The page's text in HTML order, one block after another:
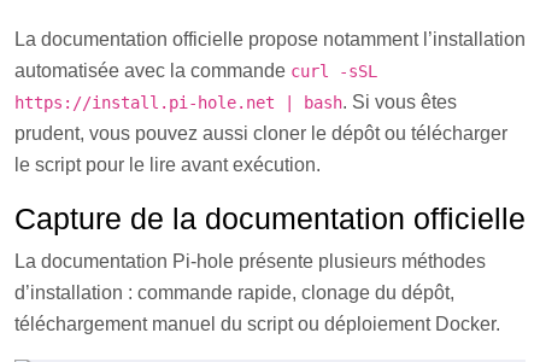
La documentation officielle propose notamment l’installation
automatisée avec la commande curl -sSL
https://install.pi-hole.net | bash. Si vous êtes
prudent, vous pouvez aussi cloner le dépôt ou télécharger
le script pour le lire avant exécution.
Capture de la documentation officielle
La documentation Pi-hole présente plusieurs méthodes
d’installation : commande rapide, clonage du dépôt,
téléchargement manuel du script ou déploiement Docker.